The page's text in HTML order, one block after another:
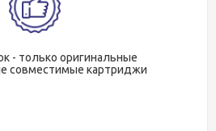
- только оригинальные
совместимые картриджи